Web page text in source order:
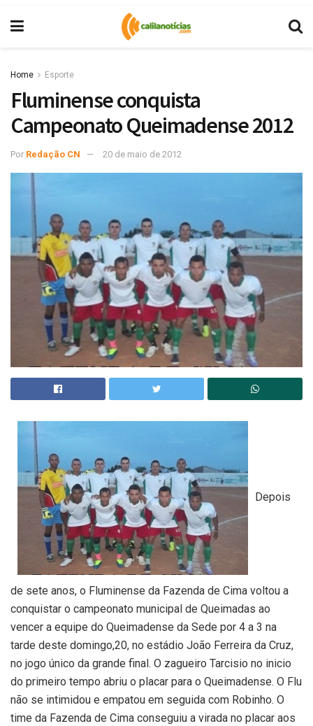
Home Esporte
Fluminense conquista
Campeonato Queimadense 2012
Por Redação CN 20 de maio de 2012
Depois
de sete anos, o Fluminense da Fazenda de Cima voltou a
conquistar o campeonato municipal de Queimadas ao
vencer a equipe do Queimadense da Sede por 4 a 3 na
tarde deste domingo,20, no estádio João Ferreira da Cruz,
no jogo único da grande final. O zagueiro Tarcisio no inicio
do primeiro tempo abriu o placar para o Queimadense. O Flu
não se intimidou e empatou em seguida com Robinho. O
time da Fazenda de Cima conseguiu a virada no placar aos